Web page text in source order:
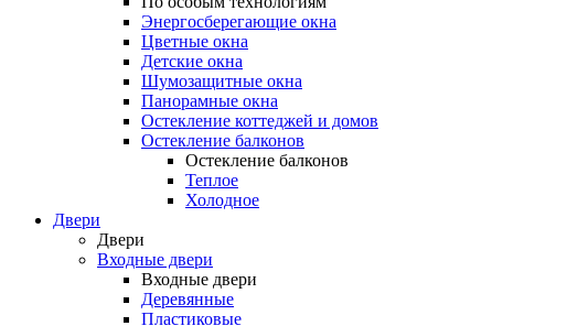
Энергосберегающие окна
Цветные окна
Детские окна
Шумозащитные окна
Панорамные окна
Остекление коттеджей и домов
Остекление балконов
Остекление балконов
Теплое
Холодное
Двери
Двери
Входные двери
Входные двери
Деревянные
Пластиковые